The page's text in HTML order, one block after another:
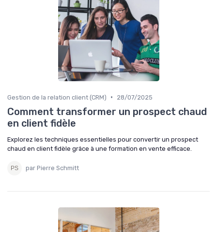
Gestion de la relation client (CRM) • 28/07/2025
Comment transformer un prospect chaud
en client fidèle
Explorez les techniques essentielles pour convertir un prospect
chaud en client fidèle grâce à une formation en vente efficace.
par Pierre Schmitt